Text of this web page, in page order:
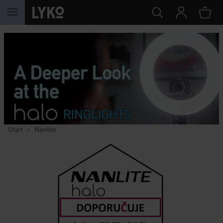
GA NAAR INHOUD
Start Nanlite
Nanlite